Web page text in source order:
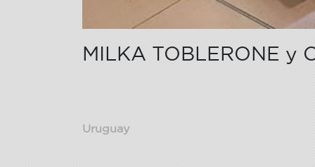
MILKA TOBLERONE y
Uruguay